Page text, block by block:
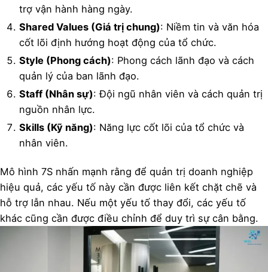
trợ vận hành hàng ngày.
Shared Values (Giá trị chung): Niềm tin và văn hóa
cốt lõi định hướng hoạt động của tổ chức.
Style (Phong cách): Phong cách lãnh đạo và cách
quản lý của ban lãnh đạo.
Staff (Nhân sự): Đội ngũ nhân viên và cách quản trị
nguồn nhân lực.
Skills (Kỹ năng): Năng lực cốt lõi của tổ chức và
nhân viên.
Mô hình 7S nhấn mạnh rằng để quản trị doanh nghiệp
hiệu quả, các yếu tố này cần được liên kết chặt chẽ và
hỗ trợ lẫn nhau. Nếu một yếu tố thay đổi, các yếu tố
khác cũng cần được điều chỉnh để duy trì sự cân bằng.